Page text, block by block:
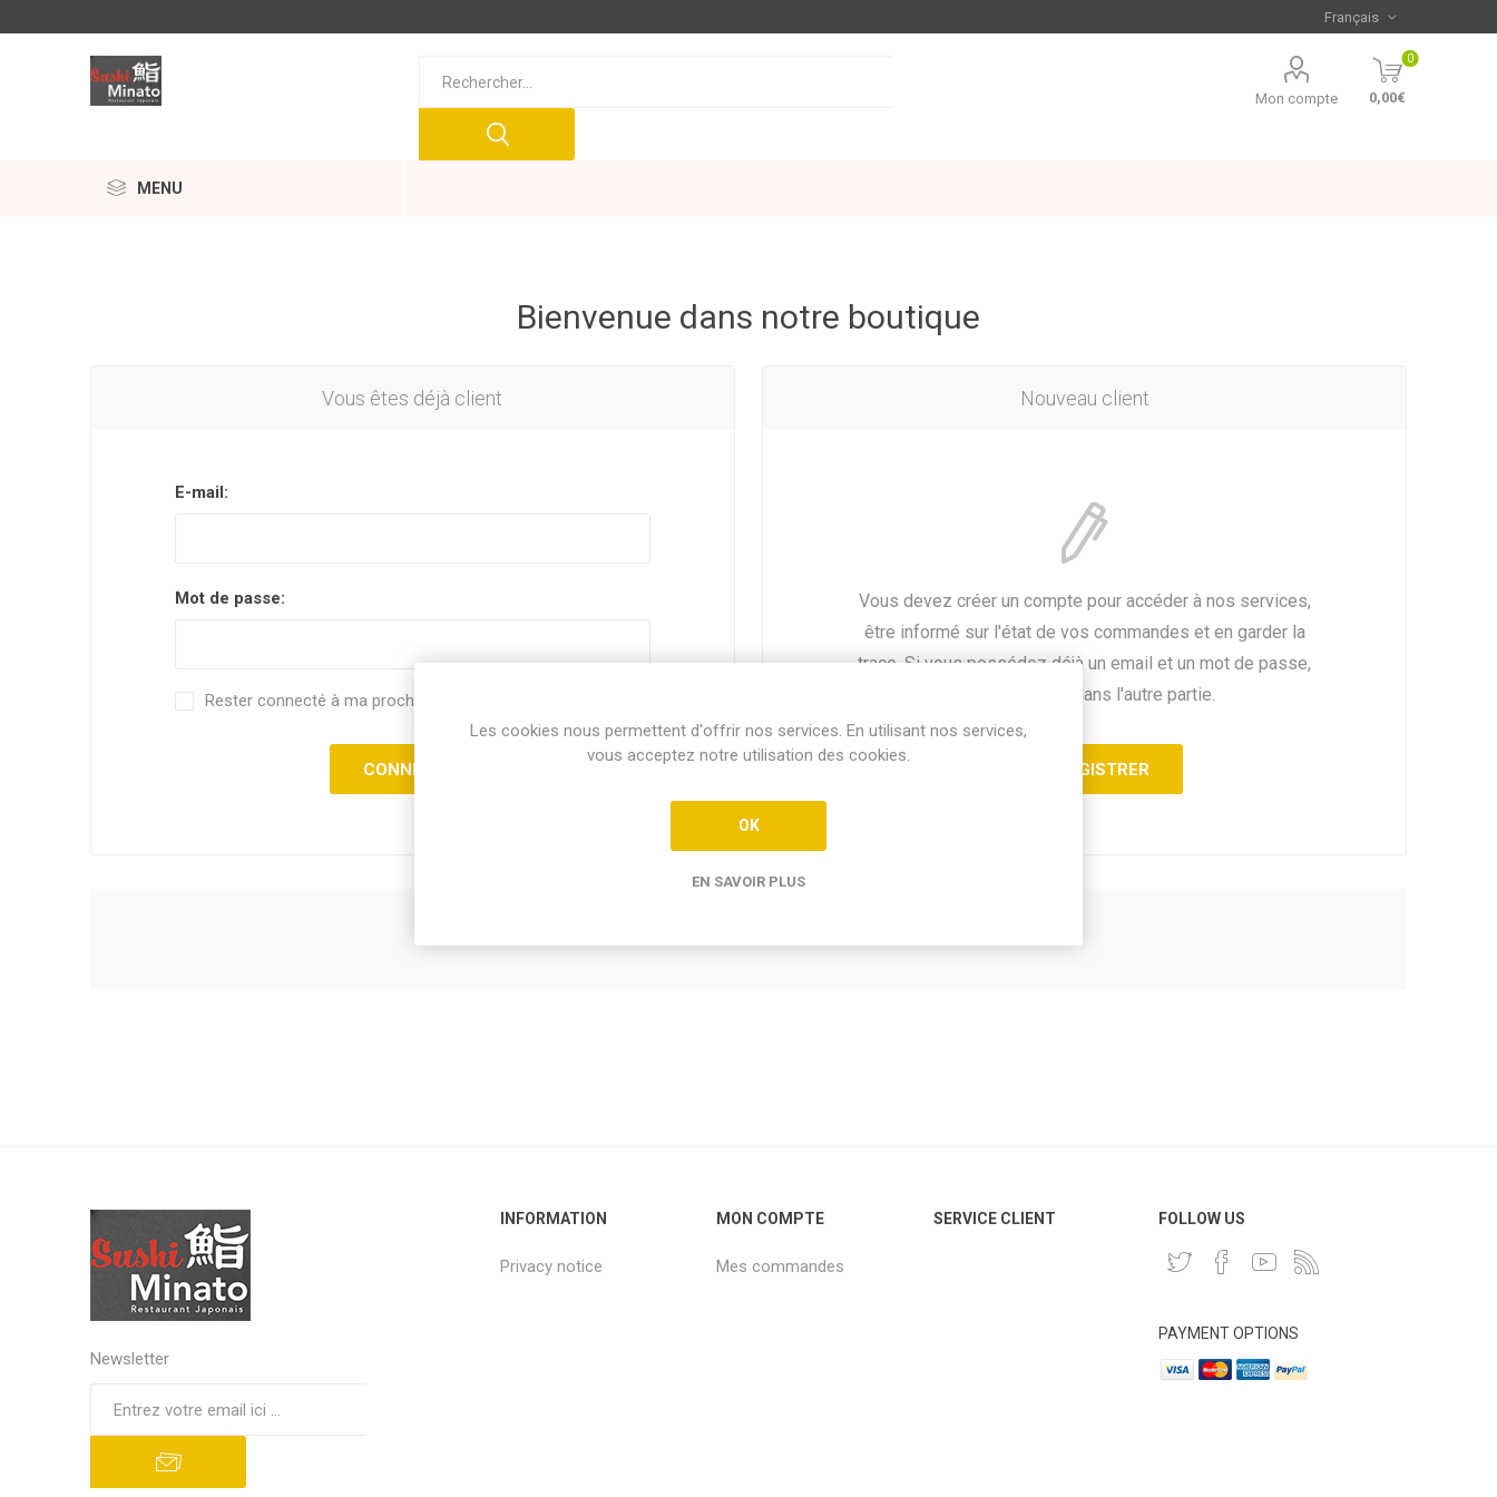
Mon compte
0
0,00€
MENU
Bienvenue dans notre boutique
Nouveau client
Vous devez créer un compte pour accéder à nos services,
être informé sur l'état de vos commandes et en garder la
trace. Si vous possédez déjà un email et un mot de passe,
identifiez vous dans l'autre partie.
Vous êtes déjà client
E-mail:
Mot de passe:
Rester connecté à ma prochaine visite.
Newsletter
INFORMATION
Privacy notice
MON COMPTE
Mes commandes
SERVICE CLIENT FOLLOW US
PAYMENT OPTIONS
Les cookies nous permettent d'offrir nos services. En utilisant nos services,
vous acceptez notre utilisation des cookies.
OK
EN SAVOIR PLUS